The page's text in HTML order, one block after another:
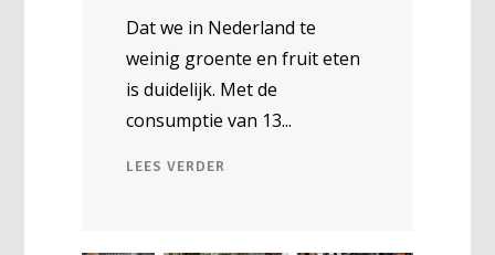
Dat we in Nederland te
weinig groente en fruit eten
is duidelijk. Met de
consumptie van 13
LEES VERDER